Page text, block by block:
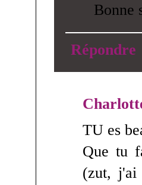
Bonne
Répondre
TU es
Que tu
(zut, j'ai